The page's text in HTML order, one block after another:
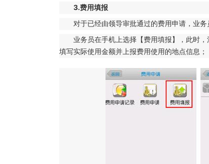
3.费用填报
对于已经由领导审批通过的费用申请，业
业务员在手机上选择【费用填报】，此时
填写实际使用金额并上报费用使用的地点信息；